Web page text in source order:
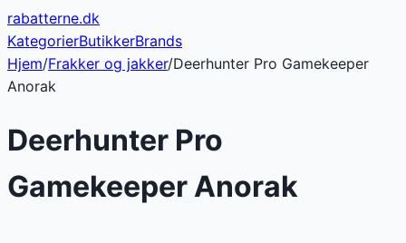
rabatterne.dk
KategorierButikkerBrands
Hjem/Frakker og jakker/Deerhunter Pro Gamekeeper
Anorak
Deerhunter Pro
Gamekeeper Anorak